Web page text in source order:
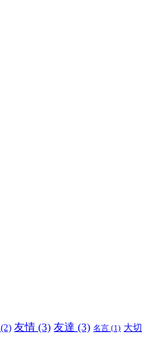
(2) 友情 (3) 友達 (3) 名言 (1) 大切